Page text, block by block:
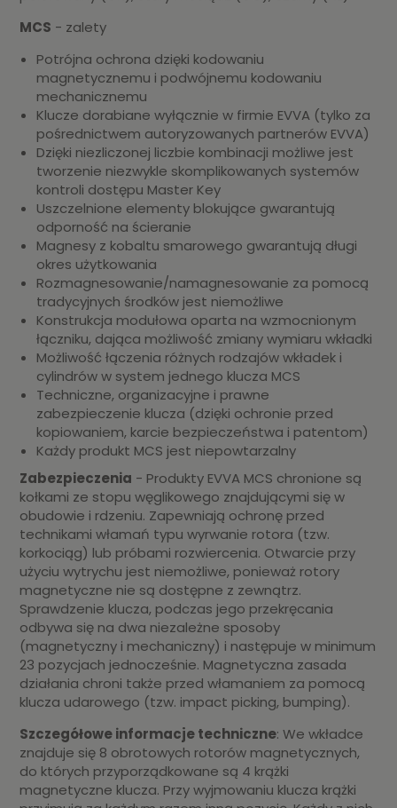
MCS - zalety
Potrójna ochrona dzięki kodowaniu
magnetycznemu i podwójnemu kodowaniu
mechanicznemu
Klucze dorabiane wyłącznie w firmie EVVA (tylko za
pośrednictwem autoryzowanych partnerów EVVA)
Dzięki niezliczonej liczbie kombinacji możliwe jest
tworzenie niezwykle skomplikowanych systemów
kontroli dostępu Master Key
Uszczelnione elementy blokujące gwarantują
odporność na ścieranie
Magnesy z kobaltu smarowego gwarantują długi
okres użytkowania
Rozmagnesowanie/namagnesowanie za pomocą
tradycyjnych środków jest niemożliwe
Konstrukcja modułowa oparta na wzmocnionym
łączniku, dająca możliwość zmiany wymiaru wkładki
Możliwość łączenia różnych rodzajów wkładek i
cylindrów w system jednego klucza MCS
Techniczne, organizacyjne i prawne
zabezpieczenie klucza (dzięki ochronie przed
kopiowaniem, karcie bezpieczeństwa i patentom)
Każdy produkt MCS jest niepowtarzalny
Zabezpieczenia - Produkty EVVA MCS chronione są
kołkami ze stopu węglikowego znajdującymi się w
obudowie i rdzeniu. Zapewniają ochronę przed
technikami włamań typu wyrwanie rotora (tzw.
korkociąg) lub próbami rozwiercenia. Otwarcie przy
użyciu wytrychu jest niemożliwe, ponieważ rotory
magnetyczne nie są dostępne z zewnątrz.
Sprawdzenie klucza, podczas jego przekręcania
odbywa się na dwa niezależne sposoby
(magnetyczny i mechaniczny) i następuje w minimum
23 pozycjach jednocześnie. Magnetyczna zasada
działania chroni także przed włamaniem za pomocą
klucza udarowego (tzw. impact picking, bumping).
Szczegółowe informacje techniczne: We wkładce
znajduje się 8 obrotowych rotorów magnetycznych,
do których przyporządkowane są 4 krążki
magnetyczne klucza. Przy wyjmowaniu klucza krążki